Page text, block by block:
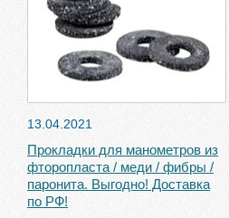
13.04.2021
Прокладки для манометров из
фторопласта / меди / фибры /
паронита. Выгодно! Доставка
по РФ!